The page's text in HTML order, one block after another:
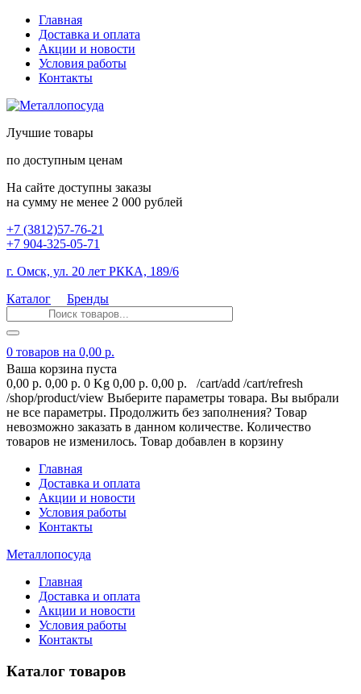
Главная
Доставка и оплата
Акции и новости
Условия работы
Контакты
Лучшие товары
по доступным ценам
На сайте доступны заказы
на сумму не менее 2 000 рублей
+7 (3812)57-76-21
+7 904-325-05-71
г. Омск, ул. 20 лет РККА, 189/6
Каталог
Бренды
0 товаров на 0,00 р.
Ваша корзина пуста
0,00 р. 0,00 р. 0 Kg 0,00 р. 0,00 р. /cart/add /cart/refresh
/shop/product/view Выберите параметры товара. Вы выбрали
не все параметры. Продолжить без заполнения? Товар
невозможно заказать в данном количестве. Количество
товаров не изменилось. Товар добавлен в корзину
Главная
Доставка и оплата
Акции и новости
Условия работы
Контакты
Металлопосуда
Главная
Доставка и оплата
Акции и новости
Условия работы
Контакты
Каталог товаров